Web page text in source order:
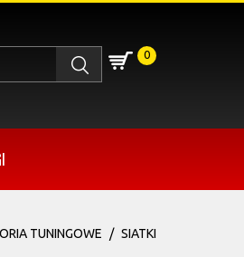
0
TUNINGOWE SIATKI